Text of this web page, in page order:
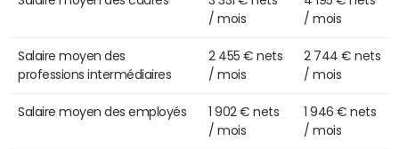
/ mois
/ mois
Salaire moyen des
professions intermédiaires
2 455 € nets
/ mois
2 744 € nets
/ mois
Salaire moyen des employés
1 902 € nets
/ mois
1 946 € nets
/ mois